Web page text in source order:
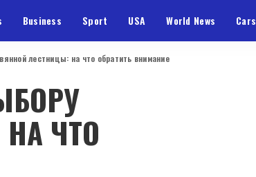
Business Sport USA World News Cars
лестницы: на что обратить внимание
ЧТО